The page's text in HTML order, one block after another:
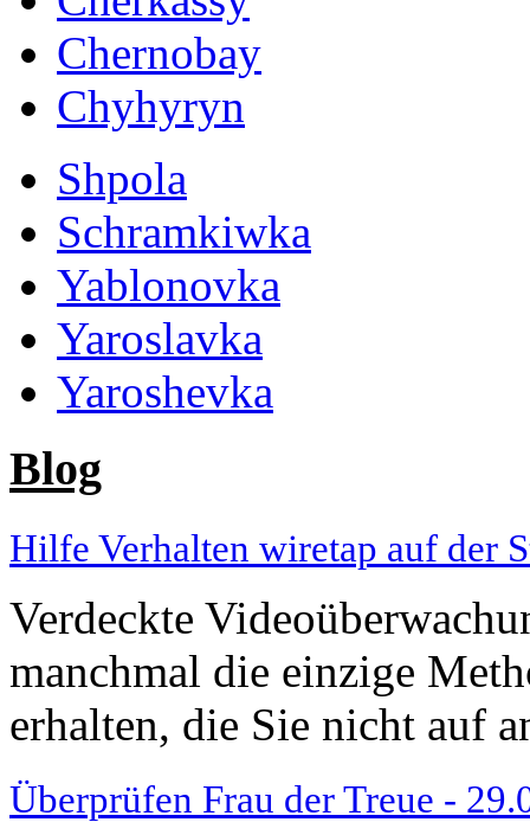
Chernobay
Chyhyryn
Shpola
Schramkiwka
Yablonovka
Yaroslavka
Yaroshevka
Blog
Hilfe Verhalten wiretap auf der
Verdeckte
manchmal die einzige
erhalten, die Sie nicht auf
Überprüfen Frau der Treue -